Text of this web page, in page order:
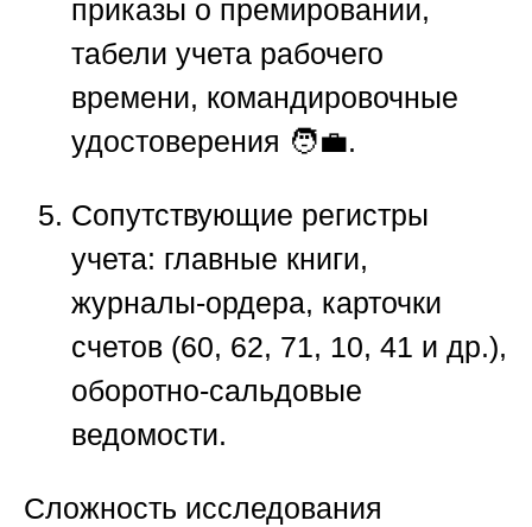
приказы о премировании,
табели учета рабочего
времени, командировочные
удостоверения 🧑‍💼.
Сопутствующие регистры
учета: главные книги,
журналы-ордера, карточки
счетов (60, 62, 71, 10, 41 и др.),
оборотно-сальдовые
ведомости.
Сложность исследования